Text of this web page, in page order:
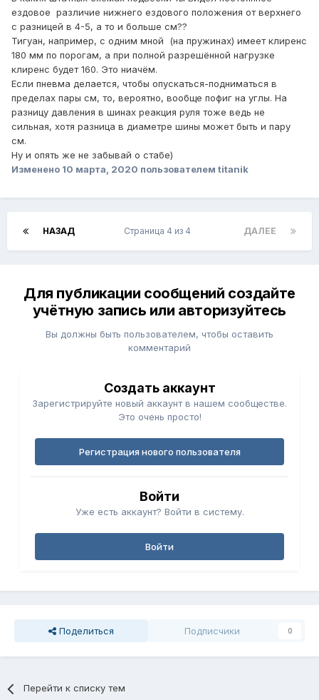
ездовое различие нижнего ездового положения от верхнего
с разницей в 4-5, а то и больше см??
Тигуан, например, с одним мной (на пружинах) имеет клиренс
180 мм по порогам, а при полной разрешённой нагрузке
клиренс будет 160. Это ниачём.
Если пневма делается, чтобы опускаться-подниматься в
пределах пары см, то, вероятно, вообще пофиг на углы. На
разницу давления в шинах реакция руля тоже ведь не
сильная, хотя разница в диаметре шины может быть и пару
см.
Ну и опять же не забывай о стабе)
Изменено 10 марта, 2020 пользователем titanik
НАЗАД ДАЛЕЕ
Страница 4 из 4
Для публикации сообщений создайте
учётную запись или авторизуйтесь
Вы должны быть пользователем, чтобы оставить
комментарий
Создать аккаунт
Зарегистрируйте новый аккаунт в нашем сообществе.
Это очень просто!
Регистрация нового пользователя
Войти
Уже есть аккаунт? Войти в систему.
Войти
Поделиться Подписчики 0
Перейти к списку тем